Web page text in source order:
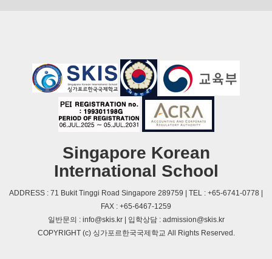
Singapore Korean
International School
ADDRESS : 71 Bukit Tinggi Road Singapore 289759 | TEL : +65-6741-0778 |
FAX : +65-6467-1259
일반문의 : info@skis.kr | 입학상담 : admission@skis.kr
COPYRIGHT (c) 싱가포르한국국제학교 All Rights Reserved.